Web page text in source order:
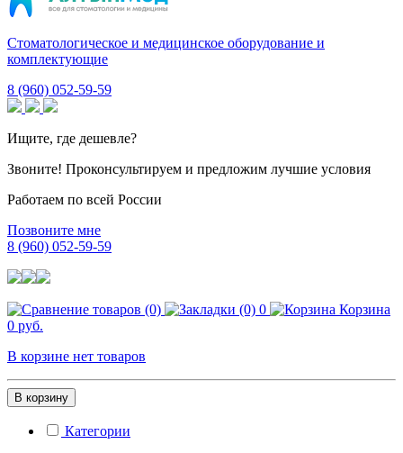
Стоматологическое и медицинское оборудование и
комплектующие
8 (960) 052-59-59
Ищите, где дешевле?
Звоните! Проконсультируем и предложим лучшие условия
Работаем по всей России
Позвоните мне
8 (960) 052-59-59
0
Корзина
0 руб.
В корзине нет товаров
В корзину
Категории